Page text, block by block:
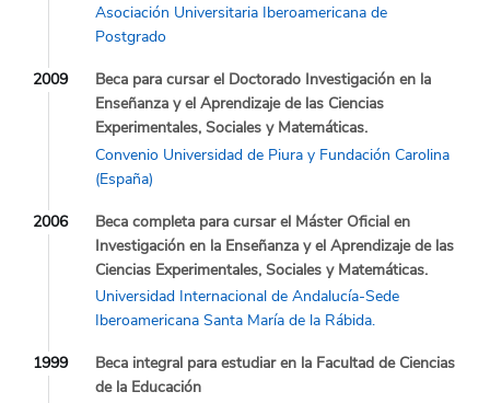
Asociación Universitaria Iberoamericana de
Postgrado
2009
Beca para cursar el Doctorado Investigación en la
Enseñanza y el Aprendizaje de las Ciencias
Experimentales, Sociales y Matemáticas.
Convenio Universidad de Piura y Fundación Carolina
(España)
2006
Beca completa para cursar el Máster Oficial en
Investigación en la Enseñanza y el Aprendizaje de las
Ciencias Experimentales, Sociales y Matemáticas.
Universidad Internacional de Andalucía-Sede
Iberoamericana Santa María de la Rábida.
1999
Beca integral para estudiar en la Facultad de Ciencias
de la Educación